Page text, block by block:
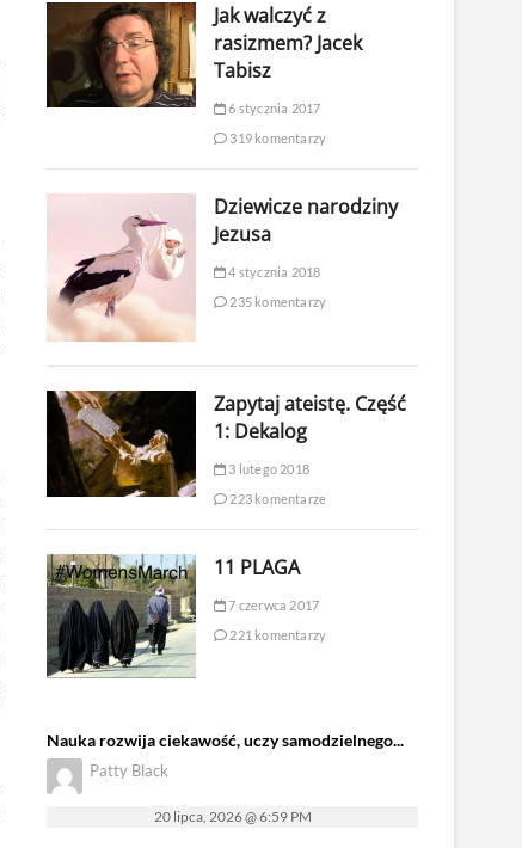
Jak walczyć z
rasizmem? Jacek
Tabisz
6 stycznia 2017
319 komentarzy
Dziewicze narodziny
Jezusa
4 stycznia 2018
235 komentarzy
Zapytaj ateistę. Część
1: Dekalog
3 lutego 2018
223 komentarze
11 PLAGA
7 czerwca 2017
221 komentarzy
Nauka rozwija ciekawość, uczy samodzielnego...
Patty Black
20 lipca, 2026 @ 6:59 PM